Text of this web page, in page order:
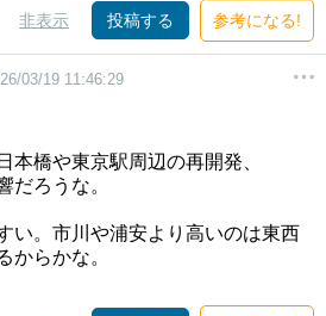
非表示 投稿する 参考になる!
03/19 11:46:29
本橋や東京駅周辺の再開発、
だろうな。
い。市川や浦安より高いのは東西
からかな。